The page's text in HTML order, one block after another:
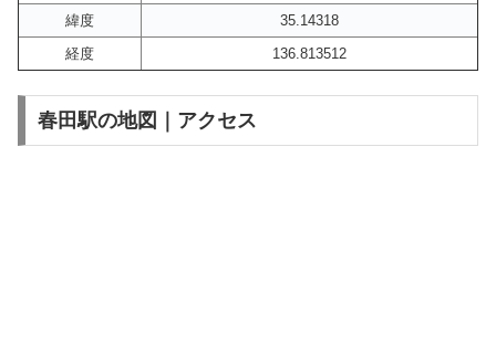
緯度
35.14318
経度
136.813512
春田駅の地図｜アクセス